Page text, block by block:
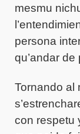
mesmu
persona
qu’andar de
Tornando al
con respetu